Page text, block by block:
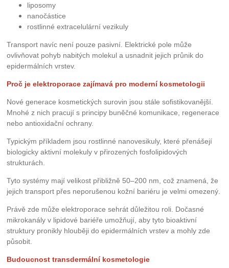
liposomy
nanočástice
rostlinné extracelulární vezikuly
Transport navíc není pouze pasivní. Elektrické pole může
ovlivňovat pohyb nabitých molekul a usnadnit jejich průnik do
epidermálních vrstev.
Proč je elektroporace zajímavá pro moderní kosmetologii
Nové generace kosmetických surovin jsou stále sofistikovanější.
Mnohé z nich pracují s principy buněčné komunikace, regenerace
nebo antioxidační ochrany.
Typickým příkladem jsou rostlinné nanovesikuly, které přenášejí
biologicky aktivní molekuly v přirozených fosfolipidových
strukturách.
Tyto systémy mají velikost přibližně 50–200 nm, což znamená, že
jejich transport přes neporušenou kožní bariéru je velmi omezený.
Právě zde může elektroporace sehrát důležitou roli. Dočasné
mikrokanály v lipidové bariéře umožňují, aby tyto bioaktivní
struktury pronikly hlouběji do epidermálních vrstev a mohly zde
působit.
Budoucnost transdermální kosmetologie